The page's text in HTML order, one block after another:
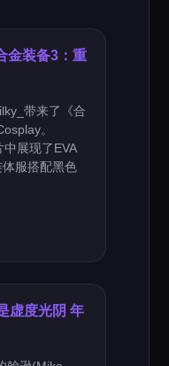
金装备3：重
带来了《合
。
展现了EVA
服搭配黑色
虚度光阴 年